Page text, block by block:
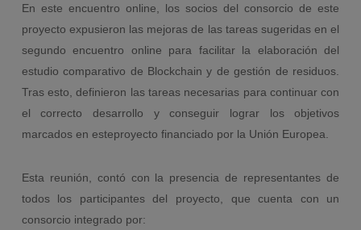
En este encuentro online, los socios del consorcio de este
proyecto expusieron las mejoras de las tareas sugeridas en el
segundo encuentro online para facilitar la elaboración del
estudio comparativo de Blockchain y de gestión de residuos.
Tras esto, definieron las tareas necesarias para continuar con
el correcto desarrollo y conseguir lograr los objetivos
marcados en esteproyecto financiado por la Unión Europea.
Esta reunión, contó con la presencia de representantes de
todos los participantes del proyecto, que cuenta con un
consorcio integrado por: